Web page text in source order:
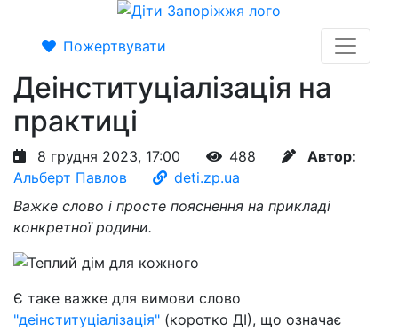
Пожертвувати
Деінституціалізація на
практиці
8 грудня 2023, 17:00 488
Автор:
Альберт Павлов
deti.zp.ua
Важке слово і просте пояснення на прикладі
конкретної родини.
Є таке важке для вимови слово
"деінституціалізація" (коротко ДІ), що означає